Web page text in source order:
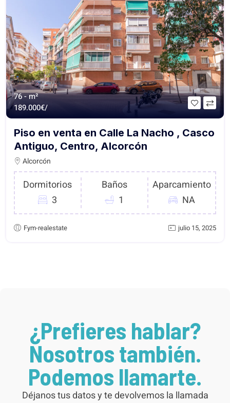
76 - m²
189.000€/
Piso en venta en Calle La Nacho , Casco
Antiguo, Centro, Alcorcón
Alcorcón
Dormitorios
3
Baños
1
Aparcamiento
NA
Fym-realestate julio 15, 2025
¿Prefieres hablar?
Nosotros también.
Podemos llamarte.
Déjanos tus datos y te devolvemos la llamada